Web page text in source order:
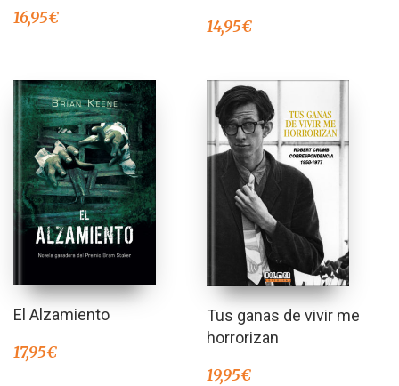
16,95€ 14,95€
El Alzamiento
17,95€
Tus ganas de vivir me
horrorizan
19,95€